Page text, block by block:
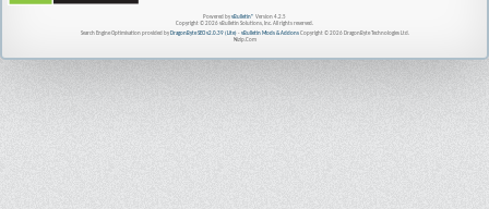
Powered by vBulletin® Version 4.2.5
Copyright © 2026 vBulletin Solutions, Inc. All rights reserved.
Search Engine Optimisation provided by DragonByte SEO v2.0.39 (Lite)- vBulletin Mods & AddonsCopyright © 2026 DragonByte Technologies Ltd.
Nizip.Com